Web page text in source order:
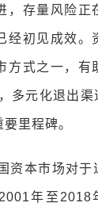
，存量风险正
经初见成效。
方式之一，有
多元化退出
里程碑。
资本市场对
年至2018